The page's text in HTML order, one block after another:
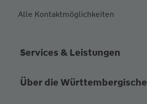
Alle Kontaktmöglichkeiten
Services & Leistungen
Über die Württembergische